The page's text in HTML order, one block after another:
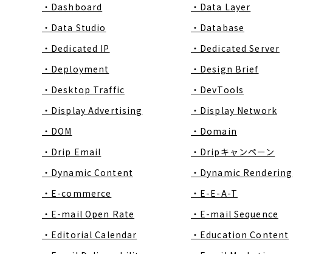
・Dashboard
・Data Layer
・Data Studio
・Database
・Dedicated IP
・Dedicated Server
・Deployment
・Design Brief
・Desktop Traffic
・DevTools
・Display Advertising
・Display Network
・DOM
・Domain
・Drip Email
・Dripキャンペーン
・Dynamic Content
・Dynamic Rendering
・E-commerce
・E-E-A-T
・E-mail Open Rate
・E-mail Sequence
・Editorial Calendar
・Education Content